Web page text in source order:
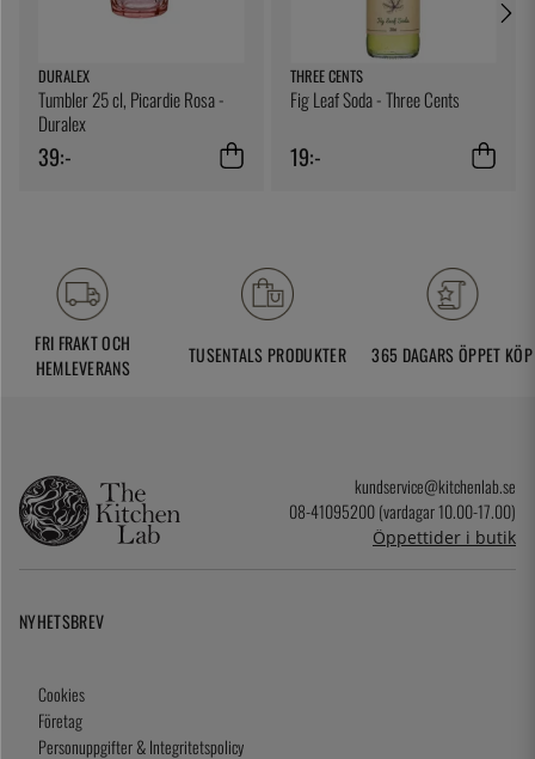
DURALEX
Tumbler 25 cl, Picardie Rosa -
Duralex
39:-
THREE CENTS
Fig Leaf Soda - Three Cents
19:-
FRI FRAKT OCH
HEMLEVERANS
TUSENTALS PRODUKTER 365 DAGARS ÖPPET KÖP
kundservice@kitchenlab.se
08-41095200 (vardagar 10.00-17.00)
Öppettider i butik
NYHETSBREV
Cookies
Företag
Personuppgifter & Integritetspolicy